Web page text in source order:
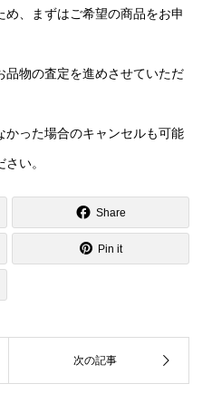
、まずはご希望の商品をお申
品物の査定を進めさせていただ
った場合のキャンセルも可能
い。
Share
Pin it